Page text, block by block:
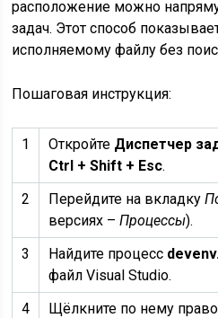
расположение можно
задач. Этот способ
исполняемому файлу без
Пошаговая инструкция:
1 Откройте Диспетчер
Ctrl + Shift + Esc.
2
Перейдите на вкладку
версиях –Процессы).
3
Найдите процесс
файл Visual Studio.
4
Щёлкните по нему